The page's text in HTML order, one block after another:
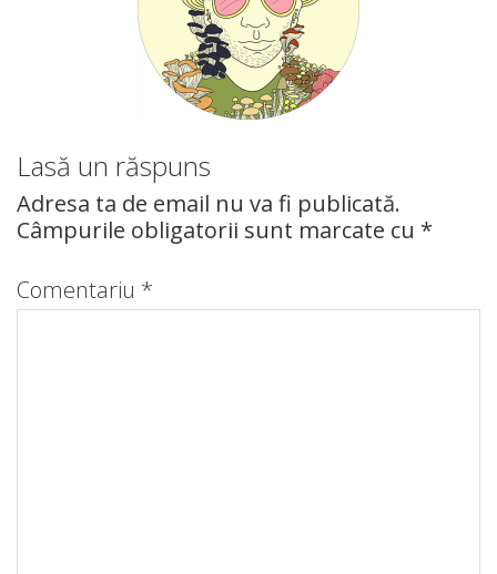
Lasă un răspuns
Adresa ta de email nu va fi publicată.
Câmpurile obligatorii sunt marcate cu *
Comentariu *